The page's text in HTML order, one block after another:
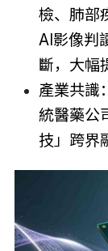
檢、肺部
AI影像判
斷，大幅
產業共識
統醫藥公
技」跨界